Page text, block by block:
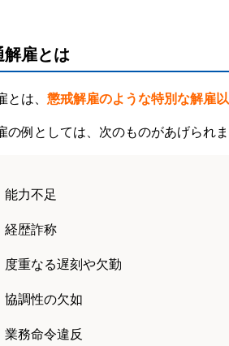
雇とは
とは、 懲戒解雇のような特別な解雇
の例としては、次のものがあげられ
能力不足
経歴詐称
度重なる遅刻や欠勤
協調性の欠如
業務命令違反